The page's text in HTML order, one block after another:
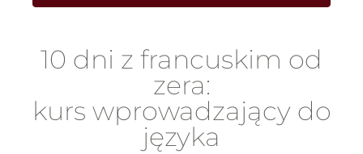
10 dni z francuskim od
zera:
kurs wprowadzający do
języka